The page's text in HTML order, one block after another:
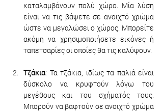
καταλαμβάνουν πολύ χώρο. Μία λύση
είναι να τις βάψετε σε ανοιχτό χρώμα
ώστε να μεγαλώσει ο χώρος. Μπορείτε
ακόμη να χρησιμοποιήσετε εικόνες ή
ταπετσαρίες οι οποίες θα τις καλύψουν.
Τζάκια: Τα τζάκια, ιδίως τα παλιά είναι
δύσκολο να κρυφτούν λόγω του
μεγέθους και του σχήματός τους.
Μπορούν να βαφτούν σε ανοιχτό χρώμα